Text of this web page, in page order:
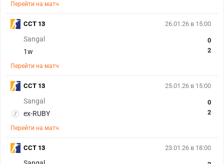
Перейти на матч
26.01.26 в 15:00
Sangal
1w
0
2
Перейти на матч
CCT 13
25.01.26 в 15:00
Sangal
ex-RUBY
0
2
Перейти на матч
CCT 13
23.01.26 в 18:00
CCT 13